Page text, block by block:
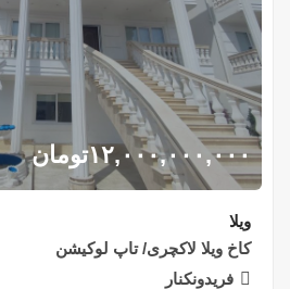
۱۲,۰۰۰,۰۰۰,۰۰۰تومان
ویلا
کاخ ویلا لاکچری/ تاپ لوکیشن
فریدونکنار